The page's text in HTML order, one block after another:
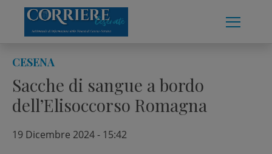
content
CESENA
Sacche di sangue a bordo
dell’Elisoccorso Romagna
19 Dicembre 2024 - 15:42